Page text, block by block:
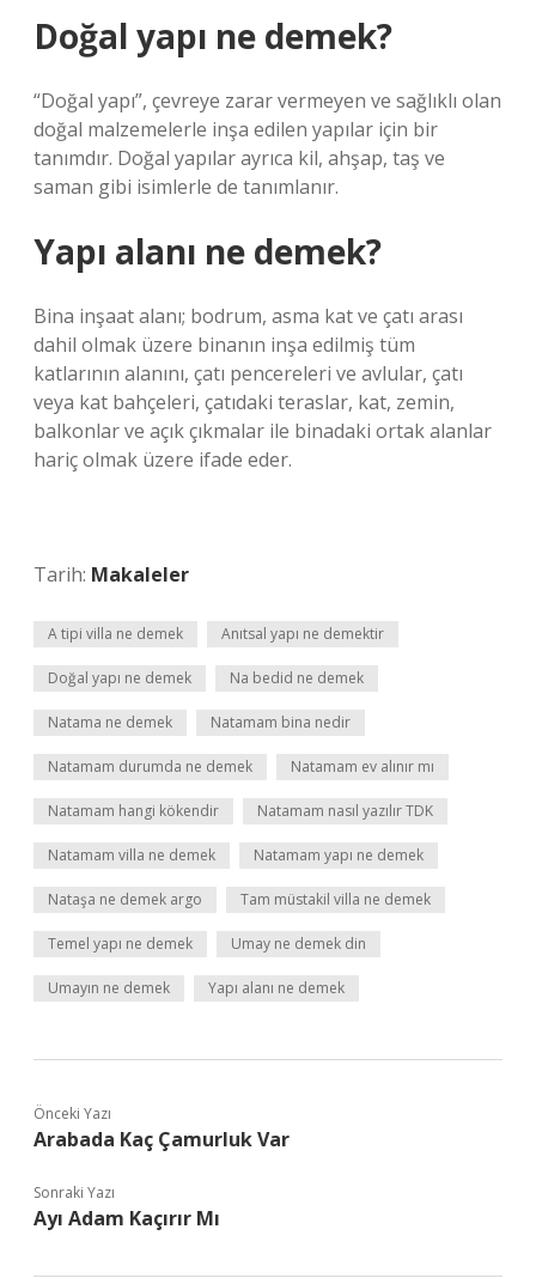
Doğal yapı ne demek?
“Doğal yapı”, çevreye zarar vermeyen ve sağlıklı olan
doğal malzemelerle inşa edilen yapılar için bir
tanımdır. Doğal yapılar ayrıca kil, ahşap, taş ve
saman gibi isimlerle de tanımlanır.
Yapı alanı ne demek?
Bina inşaat alanı; bodrum, asma kat ve çatı arası
dahil olmak üzere binanın inşa edilmiş tüm
katlarının alanını, çatı pencereleri ve avlular, çatı
veya kat bahçeleri, çatıdaki teraslar, kat, zemin,
balkonlar ve açık çıkmalar ile binadaki ortak alanlar
hariç olmak üzere ifade eder.
Tarih: Makaleler
A tipi villa ne demek Anıtsal yapı ne demektir
Doğal yapı ne demek Na bedid ne demek
Natama ne demek Natamam bina nedir
Natamam durumda ne demek Natamam ev alınır mı
Natamam hangi kökendir Natamam nasıl yazılır TDK
Natamam villa ne demek Natamam yapı ne demek
Nataşa ne demek argo Tam müstakil villa ne demek
Temel yapı ne demek Umay ne demek din
Umayın ne demek Yapı alanı ne demek
Önceki Yazı
Arabada Kaç Çamurluk Var
Sonraki Yazı
Ayı Adam Kaçırır Mı